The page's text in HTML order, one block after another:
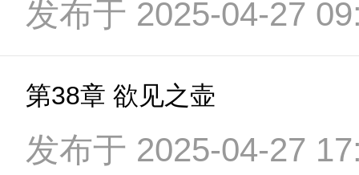
发布于 2025-04-27
第38章 欲见之壶
发布于 2025-04-27